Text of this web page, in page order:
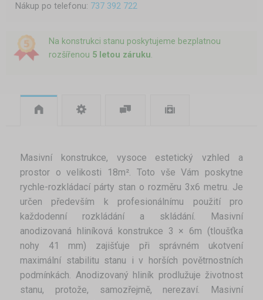
Nákup po telefonu: 737 392 722
Na konstrukci stanu poskytujeme bezplatnou
rozšířenou 5 letou záruku.
Masivní konstrukce, vysoce estetický vzhled a
prostor o velikosti 18m². Toto vše Vám poskytne
rychle-rozkládací párty stan o rozměru 3x6 metru. Je
určen především k profesionálnímu použití pro
každodenní rozkládání a skládání. Masivní
anodizovaná hliníková konstrukce 3 × 6m (tloušťka
nohy 41 mm) zajišťuje při správném ukotvení
maximální stabilitu stanu i v horších povětrnostních
podmínkách. Anodizovaný hliník prodlužuje životnost
stanu, protože, samozřejmě, nerezaví. Masivní